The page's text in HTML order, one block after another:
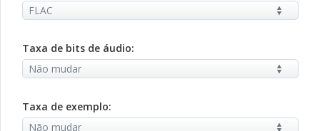
Taxa de bits de áudio:
Taxa de exemplo: